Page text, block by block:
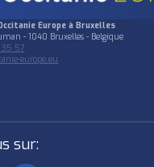
Europe à Bruxelles
- 1040 Bruxelles - Belgique
57
europe.eu
sur: